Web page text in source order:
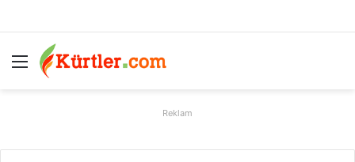
Menü
Reklam